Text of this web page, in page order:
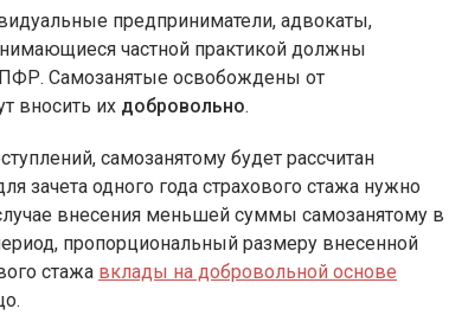
предприниматели, адвокаты,
частной практикой должны
Самозанятые освобождены от
вносить их добровольно.
самозанятому будет рассчитан
зачета одного года страхового стажа нужно
внесения меньшей суммы самозанятому в
пропорциональный размеру внесенной
стажа вклады на добровольной основе